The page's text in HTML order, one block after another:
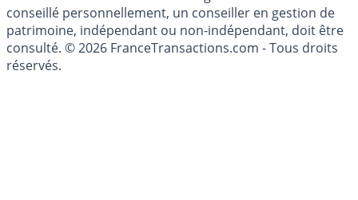
conseillé personnellement, un conseiller en gestion de
patrimoine, indépendant ou non-indépendant, doit être
consulté. © 2026 FranceTransactions.com - Tous droits
réservés.